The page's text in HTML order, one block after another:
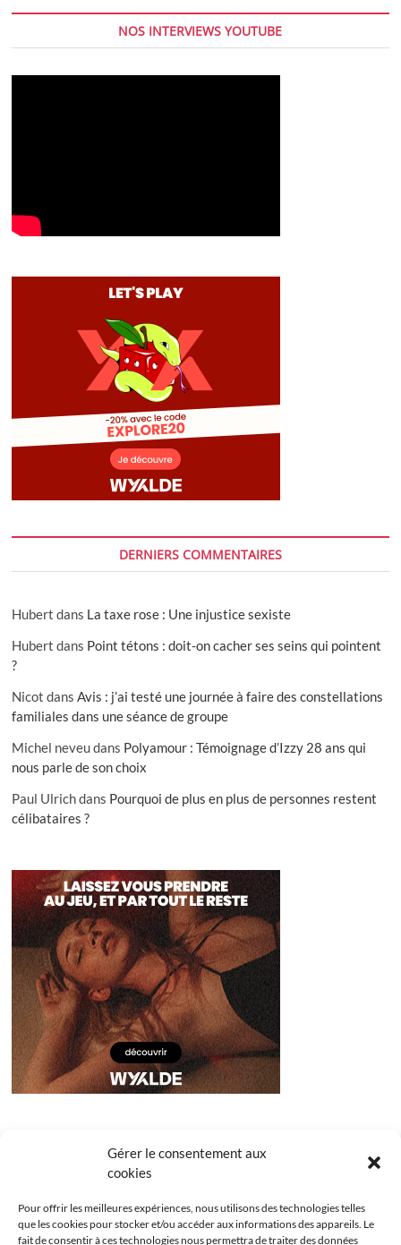
Gérer le consentement aux
cookies
Pour offrir les meilleures expériences, nous utilisons des technologies telles
que les cookies pour stocker et/ou accéder aux informations des appareils. Le
fait de consentir à ces technologies nous permettra de traiter des données
NOS INTERVIEWS YOUTUBE
DERNIERS COMMENTAIRES
Hubert dans La taxe rose : Une injustice sexiste
Hubert dans Point tétons : doit-on cacher ses seins qui pointent
?
Nicot dansAvis : j’ai testé une journée à faire des constellations
familiales dans une séance de groupe
Michel neveudans Polyamour : Témoignage d’Izzy 28 ans qui
nous parle de son choix
Paul Ulrichdans Pourquoi de plus en plus de personnes restent
célibataires ?